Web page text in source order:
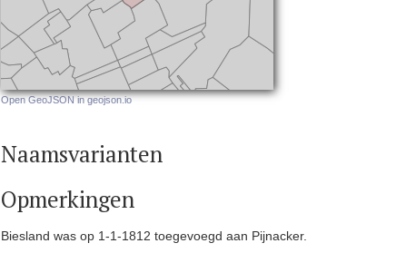
Open GeoJSON in geojson.io
Naamsvarianten
Opmerkingen
Biesland was op 1-1-1812 toegevoegd aan Pijnacker.